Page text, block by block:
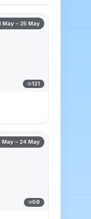
May – 25 May
121
May – 24 May
59